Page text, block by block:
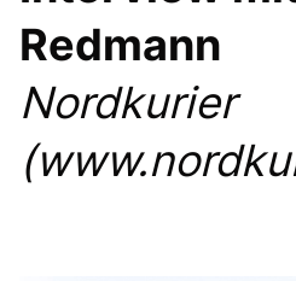
MEIN
Redmann
Nordkurier